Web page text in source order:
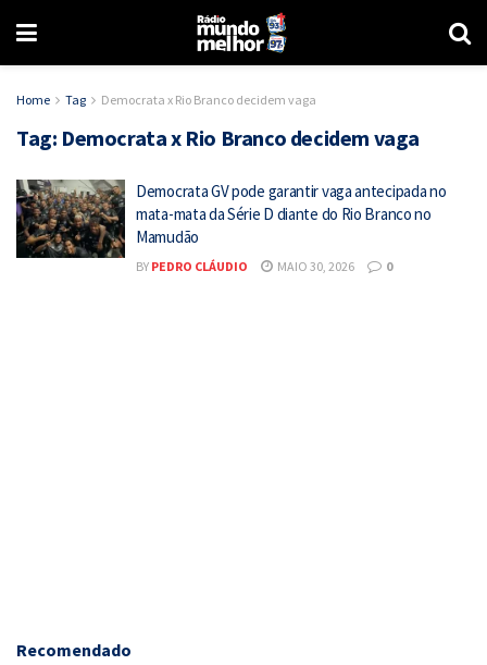
Home Tag Democrata x Rio Branco decidem vaga
Tag: Democrata x Rio Branco decidem vaga
Democrata GV pode garantir vaga antecipada no
mata-mata da Série D diante do Rio Branco no
Mamudão
BY PEDRO CLÁUDIO MAIO 30, 2026 0
Recomendado